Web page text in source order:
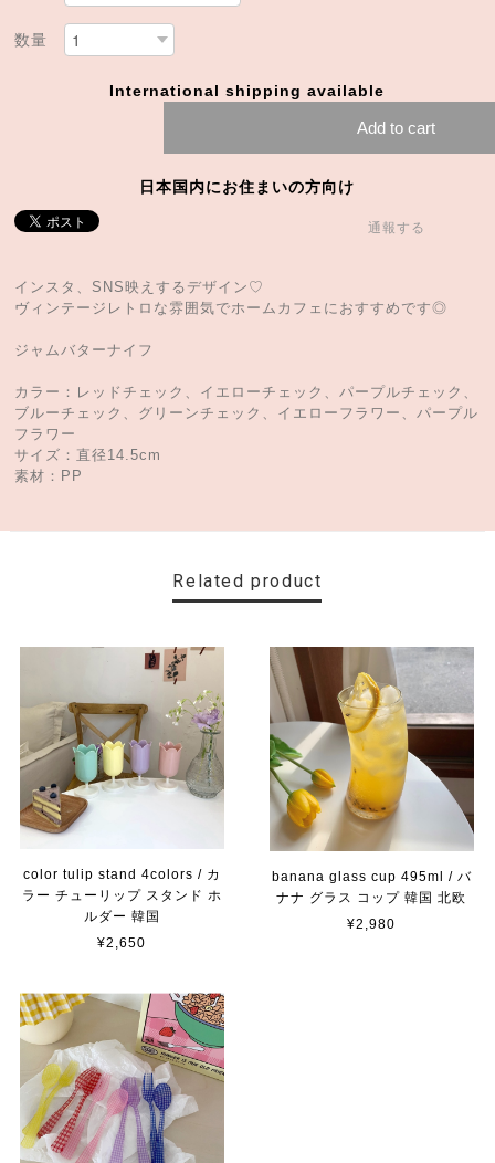
数量
International shipping available
Add to cart
日本国内にお住まいの方向け
通報する
インスタ、SNS映えするデザイン♡
ヴィンテージレトロな雰囲気でホームカフェにおすすめです◎
ジャムバターナイフ
カラー：レッドチェック、イエローチェック、パープルチェック、
ブルーチェック、グリーンチェック、イエローフラワー、パープル
フラワー
サイズ：直径14.5cm
素材：PP
Related product
color tulip stand 4colors / カ
ラー チューリップ スタンド ホ
ルダー 韓国
¥2,650
banana glass cup 495ml / バ
ナナ グラス コップ 韓国 北欧
¥2,980